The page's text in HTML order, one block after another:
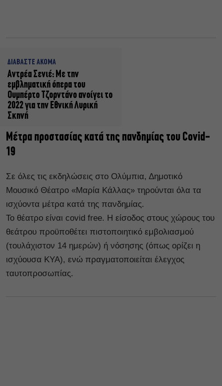
ΔΙΑΒΑΣΤΕ ΑΚΟΜΑ
Αντρέα Σενιέ: Με την
εμβληματική όπερα του
Ουμπέρτο Τζορντάνο ανοίγει το
2022 για την Εθνική Λυρική
Σκηνή
Μέτρα προστασίας κατά της πανδημίας του Covid-
19
Σε όλες τις εκδηλώσεις στο Ολύμπια, Δημοτικό
Μουσικό Θέατρο «Μαρία Κάλλας» τηρούνται όλα τα
ισχύοντα μέτρα κατά της πανδημίας.
Το θέατρο είναι covid free. Η είσοδος στους χώρους του
θεάτρου προϋποθέτει πιστοποιητικό εμβολιασμού
(τουλάχιστον 14 ημερών) ή νόσησης (όπως ορίζει η
ισχύουσα ΚΥΑ), ενώ πραγματοποιείται έλεγχος
ταυτοπροσωπίας.